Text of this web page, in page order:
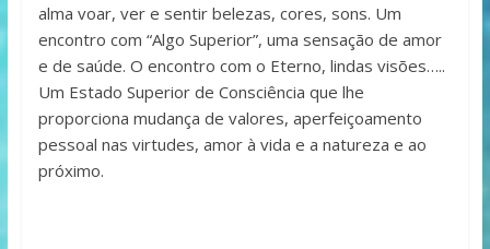
alma voar, ver e sentir belezas, cores, sons. Um
encontro com “Algo Superior”, uma sensação de amor
e de saúde. O encontro com o Eterno, lindas visões…..
Um Estado Superior de Consciência que lhe
proporciona mudança de valores, aperfeiçoamento
pessoal nas virtudes, amor à vida e a natureza e ao
próximo.